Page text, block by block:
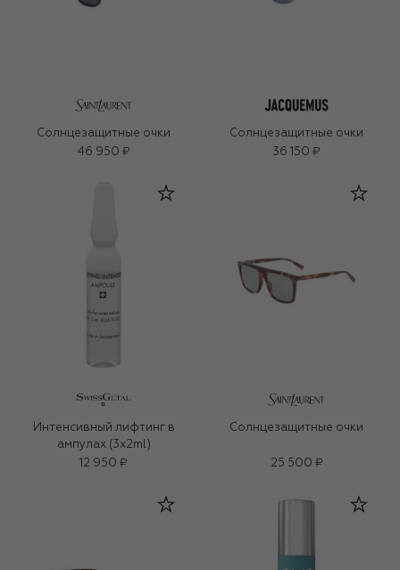
Солнцезащитные очки
46 950 ₽
Солнцезащитные очки
36 150 ₽
Интенсивный лифтинг в
ампулах (3x2ml)
12 950 ₽
Солнцезащитные очки
25 500 ₽